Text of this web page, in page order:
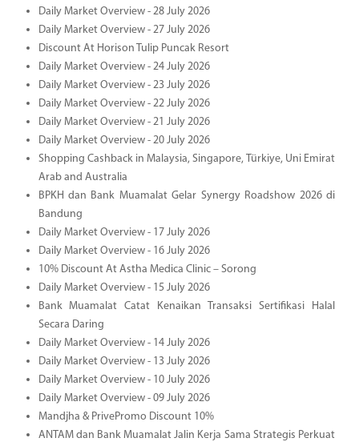
Daily Market Overview - 28 July 2026
Daily Market Overview - 27 July 2026
Discount At Horison Tulip Puncak Resort
Daily Market Overview - 24 July 2026
Daily Market Overview - 23 July 2026
Daily Market Overview - 22 July 2026
Daily Market Overview - 21 July 2026
Daily Market Overview - 20 July 2026
Shopping Cashback in Malaysia, Singapore, Türkiye, Uni Emirat
Arab and Australia
BPKH dan Bank Muamalat Gelar Synergy Roadshow 2026 di
Bandung
Daily Market Overview - 17 July 2026
Daily Market Overview - 16 July 2026
10% Discount At Astha Medica Clinic – Sorong
Daily Market Overview - 15 July 2026
Bank Muamalat Catat Kenaikan Transaksi Sertifikasi Halal
Secara Daring
Daily Market Overview - 14 July 2026
Daily Market Overview - 13 July 2026
Daily Market Overview - 10 July 2026
Daily Market Overview - 09 July 2026
Mandjha & PrivePromo Discount 10%
ANTAM dan Bank Muamalat Jalin Kerja Sama Strategis Perkuat